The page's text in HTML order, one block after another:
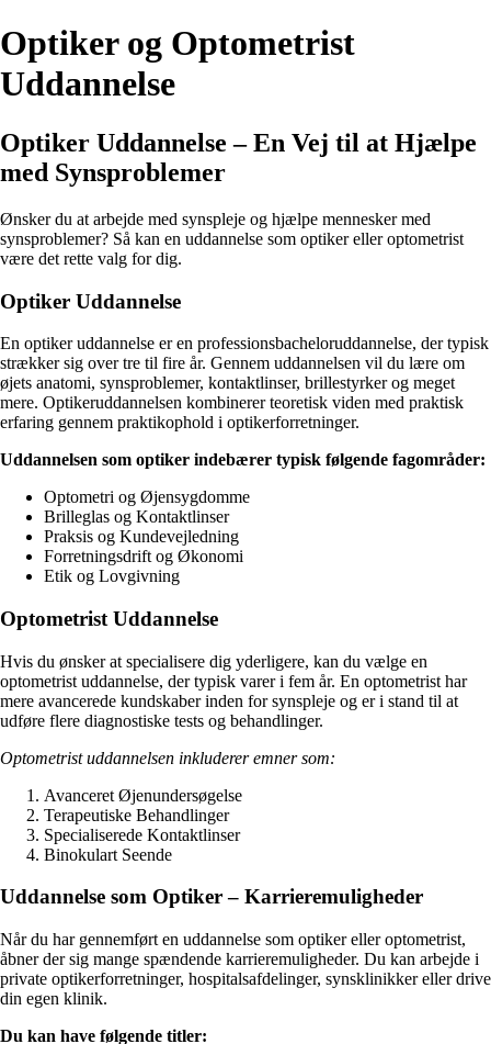
Optiker og Optometrist
Uddannelse
Optiker Uddannelse – En Vej til at Hjælpe
med Synsproblemer
Ønsker du at arbejde med synspleje og hjælpe mennesker med
synsproblemer? Så kan en uddannelse som optiker eller optometrist
være det rette valg for dig.
Optiker Uddannelse
En optiker uddannelse er en professionsbacheloruddannelse, der typisk
strækker sig over tre til fire år. Gennem uddannelsen vil du lære om
øjets anatomi, synsproblemer, kontaktlinser, brillestyrker og meget
mere. Optikeruddannelsen kombinerer teoretisk viden med praktisk
erfaring gennem praktikophold i optikerforretninger.
Uddannelsen som optiker indebærer typisk følgende fagområder:
Optometri og Øjensygdomme
Brilleglas og Kontaktlinser
Praksis og Kundevejledning
Forretningsdrift og Økonomi
Etik og Lovgivning
Optometrist Uddannelse
Hvis du ønsker at specialisere dig yderligere, kan du vælge en
optometrist uddannelse, der typisk varer i fem år. En optometrist har
mere avancerede kundskaber inden for synspleje og er i stand til at
udføre flere diagnostiske tests og behandlinger.
Optometrist uddannelsen inkluderer emner som:
Avanceret Øjenundersøgelse
Terapeutiske Behandlinger
Specialiserede Kontaktlinser
Binokulart Seende
Uddannelse som Optiker – Karrieremuligheder
Når du har gennemført en uddannelse som optiker eller optometrist,
åbner der sig mange spændende karrieremuligheder. Du kan arbejde i
private optikerforretninger, hospitalsafdelinger, synsklinikker eller drive
din egen klinik.
Du kan have følgende titler: